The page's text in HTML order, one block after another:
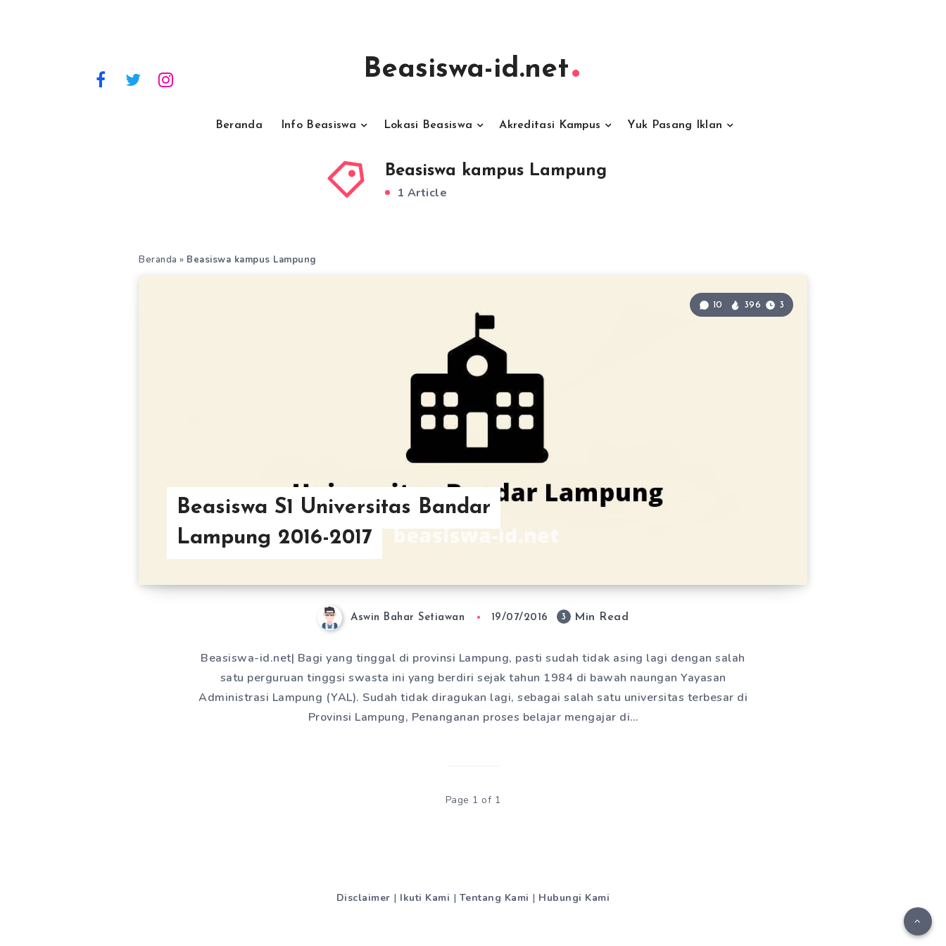
Beasiswa-id.net
Beranda Info Beasiswa Lokasi Beasiswa Akreditasi Kampus Yuk Pasang Iklan
Beasiswa kampus Lampung
1 Article
Beranda » Beasiswa kampus Lampung
Beasiswa S1 Universitas Bandar
Lampung 2016-2017
10 396 3
Aswin Bahar Setiawan 19/07/2016 3 Min Read
Beasiswa-id.net| Bagi yang tinggal di provinsi Lampung, pasti sudah tidak asing lagi dengan salah
satu perguruan tinggsi swasta ini yang berdiri sejak tahun 1984 di bawah naungan Yayasan
Administrasi Lampung (YAL). Sudah tidak diragukan lagi, sebagai salah satu universitas terbesar di
Provinsi Lampung, Penanganan proses belajar mengajar di…
Page 1 of 1
Disclaimer | Ikuti Kami | Tentang Kami | Hubungi Kami